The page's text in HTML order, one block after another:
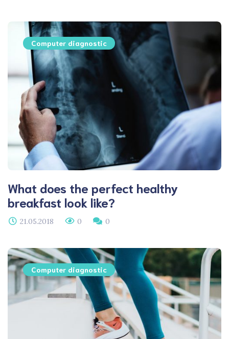
Computer diagnostic
What does the perfect healthy
breakfast look like?
21.05.2018 0 0
Computer diagnostic